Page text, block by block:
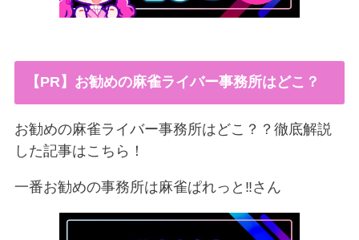
【PR】お勧めの麻雀ライバー事務所はどこ？
お勧めの麻雀ライバー事務所はどこ？？徹底解説
した記事はこちら！
一番お勧めの事務所は麻雀ぱれっと‼︎さん